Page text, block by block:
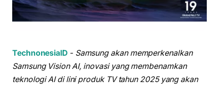
TechnonesiaID - Samsung akan memperkenalkan
Samsung Vision AI, inovasi yang membenamkan
teknologi AI di lini produk TV tahun 2025 yang akan